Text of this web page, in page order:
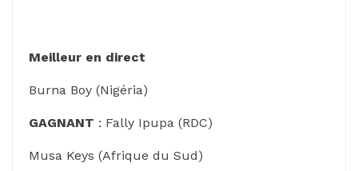
Meilleur en direct
Burna Boy (Nigéria)
GAGNANT : Fally Ipupa (RDC)
Musa Keys (Afrique du Sud)